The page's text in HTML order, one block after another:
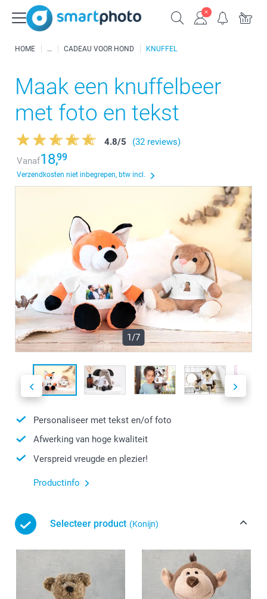
HOME CADEAU VOOR HOND KNUFFEL
Maak een knuffelbeer
met foto en tekst
4.8/5
(32 reviews)
Vanaf18,99
Verzendkosten niet inbegrepen, btw incl.
1/7
Personaliseer met tekst en/of foto
Afwerking van hoge kwaliteit
Verspreid vreugde en plezier!
Productinfo
Selecteer product (Konijn)